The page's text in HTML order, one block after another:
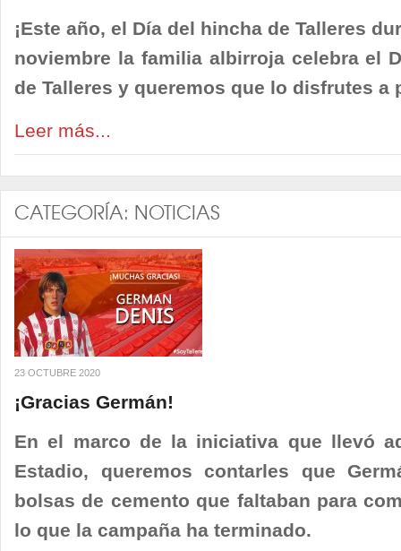
¡Este año, el Día del hincha de Talleres
noviembre la familia albirroja celebra el
de Talleres y queremos que lo disfrutes a
Leer más...
CATEGORÍA: NOTICIAS
23 OCTUBRE 2020
¡Gracias Germán!
En el marco de la iniciativa que llevó
Estadio, queremos contarles que
bolsas de cemento que faltaban para
lo que la campaña ha terminado.